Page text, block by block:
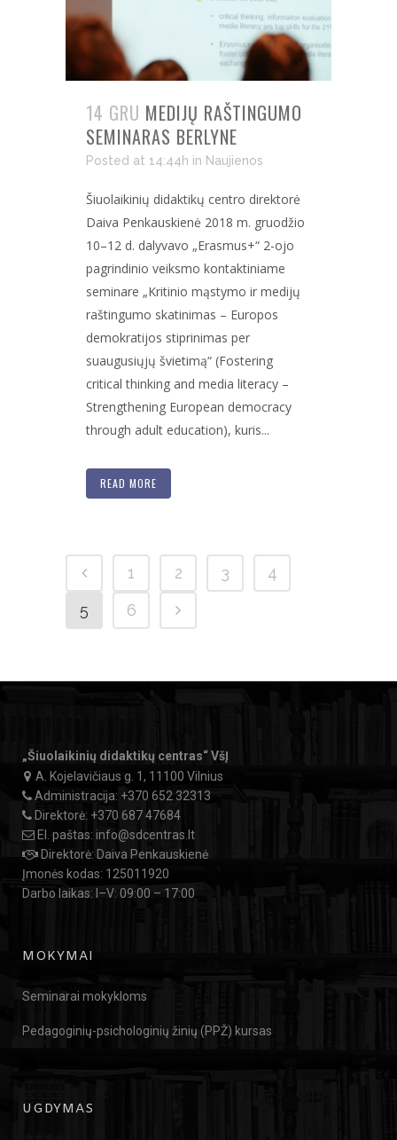
14 GRU MEDIJŲ RAŠTINGUMO
SEMINARAS BERLYNE
Posted at 14:44h in Naujienos
Šiuolaikinių didaktikų centro direktorė
Daiva Penkauskienė 2018 m. gruodžio
10–12 d. dalyvavo „Erasmus+“ 2-ojo
pagrindinio veiksmo kontaktiniame
seminare „Kritinio mąstymo ir medijų
raštingumo skatinimas – Europos
demokratijos stiprinimas per
suaugusiųjų švietimą“ (Fostering
critical thinking and media literacy –
Strengthening European democracy
through adult education), kuris...
READ MORE
1 2 3
4
5
6
„Šiuolaikinių didaktikų centras“ VšĮ
A. Kojelavičiaus g. 1, 11100 Vilnius
Administracija: +370 652 32313
Direktorė: +370 687 47684
El. paštas: info@sdcentras.lt
Direktorė: Daiva Penkauskienė
Įmonės kodas: 125011920
Darbo laikas: I–V: 09:00 – 17:00
MOKYMAI
Seminarai mokykloms
Pedagoginių-psichologinių žinių (PPŽ) kursas
UGDYMAS